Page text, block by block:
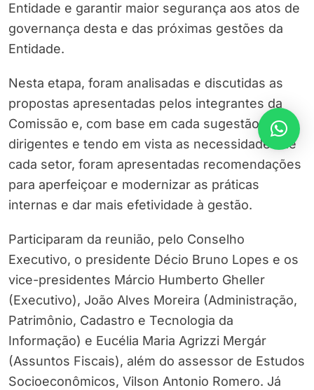
Entidade e garantir maior segurança aos atos de
governança desta e das próximas gestões da
Entidade.
Nesta etapa, foram analisadas e discutidas as
propostas apresentadas pelos integrantes da
Comissão e, com base em cada sugestão dos
dirigentes e tendo em vista as necessidades de
cada setor, foram apresentadas recomendações
para aperfeiçoar e modernizar as práticas
internas e dar mais efetividade à gestão.
Participaram da reunião, pelo Conselho
Executivo, o presidente Décio Bruno Lopes e os
vice-presidentes Márcio Humberto Gheller
(Executivo), João Alves Moreira (Administração,
Patrimônio, Cadastro e Tecnologia da
Informação) e Eucélia Maria Agrizzi Mergár
(Assuntos Fiscais), além do assessor de Estudos
Socioeconômicos, Vilson Antonio Romero. Já